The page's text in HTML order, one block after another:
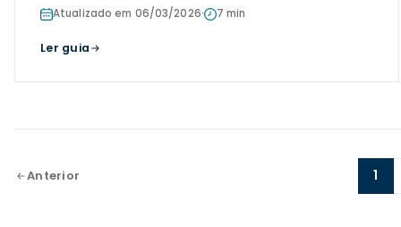
para receber os visitantes da melhor forma possível.
Atualizado em 06/03/2026· 7 min
Ler guia
Anterior 1